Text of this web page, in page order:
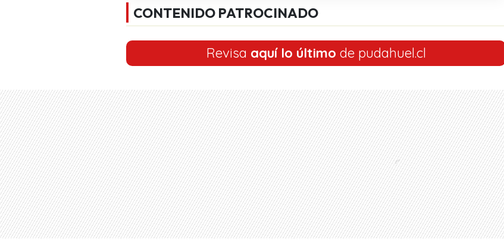
CONTENIDO PATROCINADO
Revisa aquí lo último de pudahuel.cl